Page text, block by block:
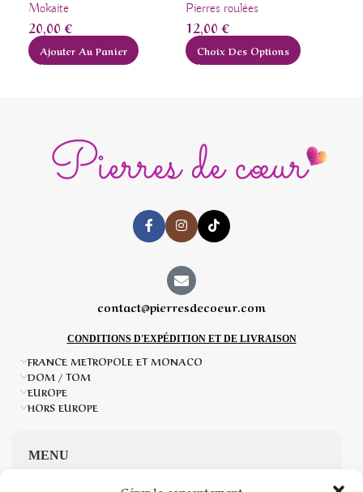
Mokaite
20,00€
Ajouter Au Panier
Pierres roulées
12,00€
Choix Des Options
contact@pierresdecoeur.com
CONDITIONS D'EXPÉDITION ET DE LIVRAISON
FRANCE METROPOLE ET MONACO
DOM / TOM
EUROPE
HORS EUROPE
MENU